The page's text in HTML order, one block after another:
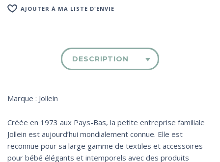
AJOUTER À MA LISTE D'ENVIE
DESCRIPTION
Marque : Jollein
Créée en 1973 aux Pays-Bas, la petite entreprise familiale
Jollein est aujourd’hui mondialement connue. Elle est
reconnue pour sa large gamme de textiles et accessoires
pour bébé élégants et intemporels avec des produits